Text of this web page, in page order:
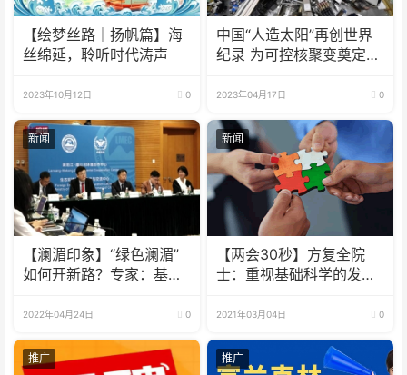
【绘梦丝路｜扬帆篇】海
丝绵延，聆听时代涛声
2023年10月12日 0
中国“人造太阳”再创世界
纪录 为可控核聚变奠定基
2023年04月17日 0
新闻
【澜湄印象】“绿色澜湄”
如何开新路？专家：基础
2022年04月24日 0
新闻
【两会30秒】方复全院
士：重视基础科学的发展
2021年03月04日 0
推广 推广